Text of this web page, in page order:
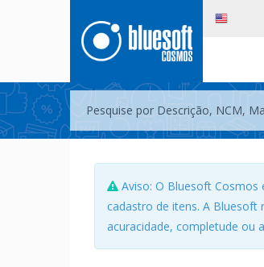
Aviso: O Bluesoft
cadastro de itens. A Bluesoft
acuracidade, completude ou